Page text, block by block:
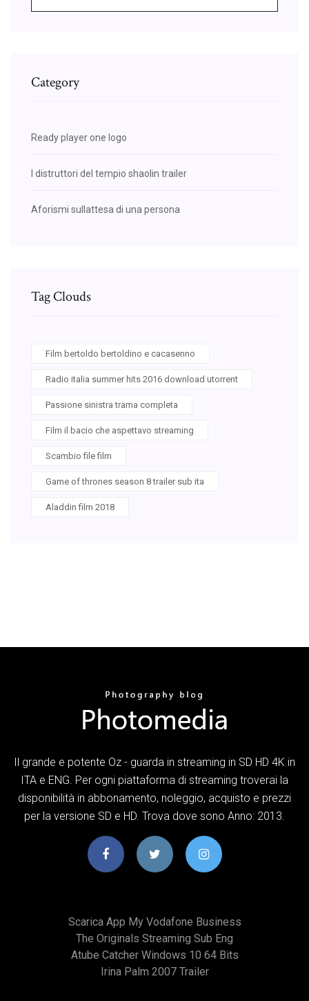
Category
Ready player one logo
I distruttori del tempio shaolin trailer
Aforismi sullattesa di una persona
Tag Clouds
Film bertoldo bertoldino e cacasenno
Radio italia summer hits 2016 download utorrent
Passione sinistra trama completa
Film il bacio che aspettavo streaming
Scambio file film
Game of thrones season 8 trailer sub ita
Aladdin film 2018
Il grande e potente Oz - guarda in streaming in SD HD 4K in
ITA e ENG. Per ogni piattaforma di streaming troverai la
disponibilità in abbonamento, noleggio, acquisto e prezzi
per la versione SD e HD. Trova dove sono Anno: 2013.
Scarica App My Vodafone Business
The Originals Streaming Sub Eng
Atube Catcher Windows 10 64 Bits
Irina Palm 2007 Trailer